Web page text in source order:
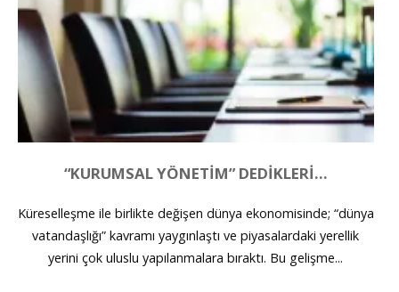
“KURUMSAL YÖNETİM” DEDIKLERI…
Küreselleşme ile birlikte değişen dünya ekonomisinde; “dünya
vatandaşlığı” kavramı yaygınlaştı ve piyasalardaki yerellik
yerini çok uluslu yapılanmalara bıraktı. Bu gelişme...